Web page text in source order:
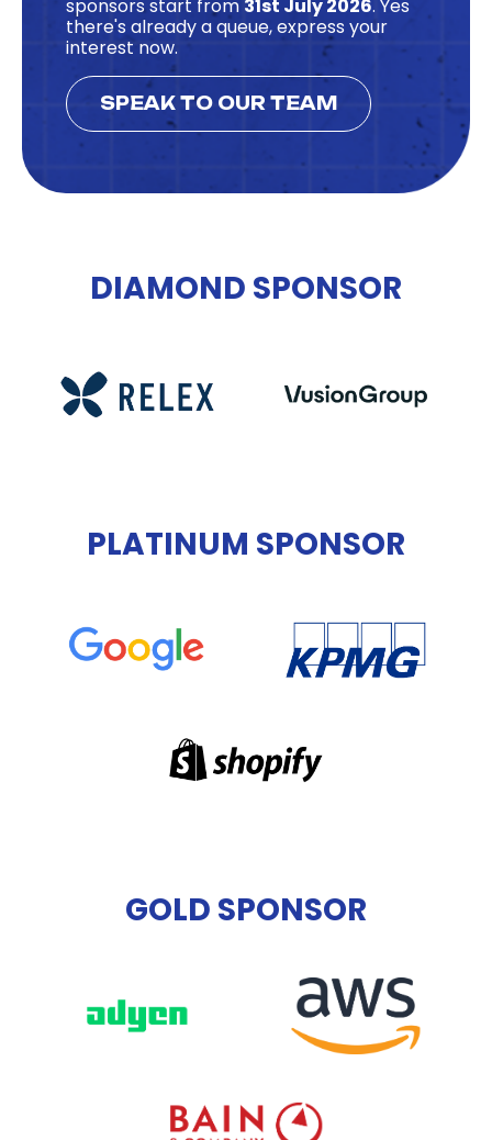
sponsors start from 31st July 2026. Yes
there's already a queue, express your
interest now.
SPEAK TO OUR TEAM
DIAMOND SPONSOR
PLATINUM SPONSOR
GOLD SPONSOR